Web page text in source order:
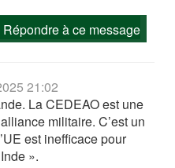
Répondre à ce message
21:02
La CEDEAO est une
militaire. C’est un
est inefficace pour
».